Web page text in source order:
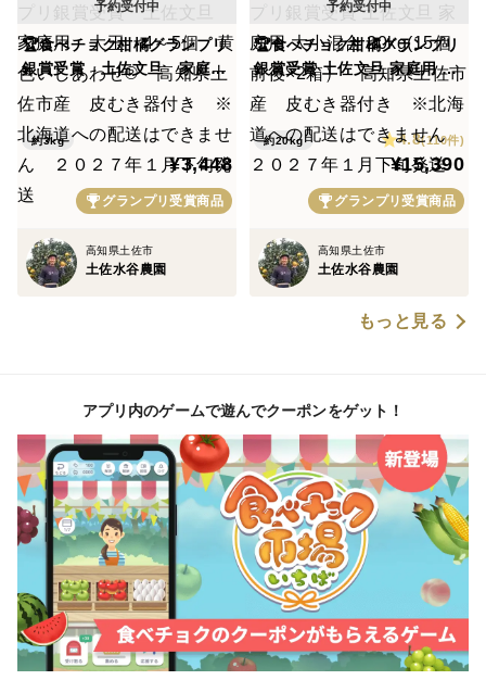
🏆食べチョク柑橘グランプリ
銀賞受賞 土佐文旦 家庭
用 大玉 4～5個 黄色いし
あわせ® 高知県土佐市産
皮むき器付き ※北海道への
配送はできません ２０２７
年１月下旬発送
約3kg
¥3,448
グランプリ受賞商品
高知県土佐市
土佐水谷農園
🏆食べチョク柑橘グランプリ
銀賞受賞 土佐文旦 家庭用 大
小混合 20kg(15個前後×2
箱） 高知県土佐市産 皮む
き器付き ※北海道への配送
はできません ２０２７年１
月下旬発送
約20kg 4.8(110件)
¥15,390
グランプリ受賞商品
高知県土佐市
土佐水谷農園
もっと見る
アプリ内のゲームで遊んでクーポンをゲット！